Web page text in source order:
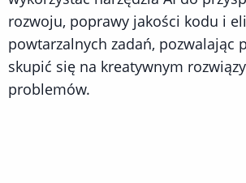
rozwoju, poprawy jakości kodu i
powtarzalnych zadań, pozwalając
skupić się na kreatywnym
problemów.